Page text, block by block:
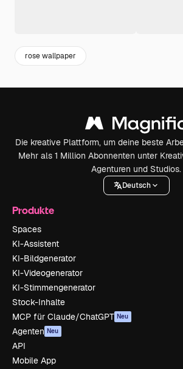
rose wallpaper
Die kreative Plattform, um deine beste
Mehr als 1 Million Abonnenten unter
Agenturen und Studios.
Deutsch
Produkte
Spaces
KI-Assistent
KI-Bildgenerator
KI-Videogenerator
KI-Stimmengenerator
Stock-Inhalte
MCP für Claude/ChatGPT Neu
Agenten Neu
API
Mobile App